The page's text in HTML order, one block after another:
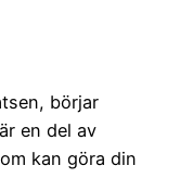
börjar
en del av
kan göra din